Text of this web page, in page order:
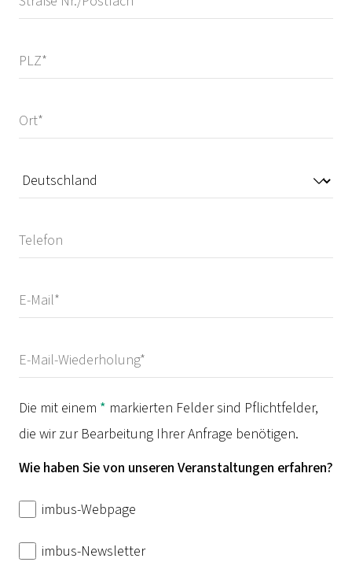
Die mit einem * markierten Felder sind Pflichtfelder,
die wir zur Bearbeitung Ihrer Anfrage benötigen.
Wie haben Sie von unseren Veranstaltungen erfahren?
imbus-Webpage
imbus-Newsletter